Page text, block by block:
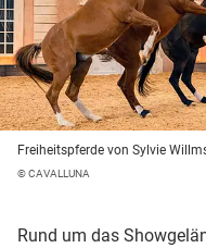
Freiheitspferde von Sylvie
© CAVALLUNA
Rund um das